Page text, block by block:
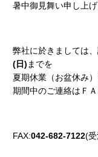
暑中御見舞い申し上げ
弊社に於きましては
(日) までを
夏期休業（お盆休み
期間中のご連絡はＦ
FAX:042-682-7122(受